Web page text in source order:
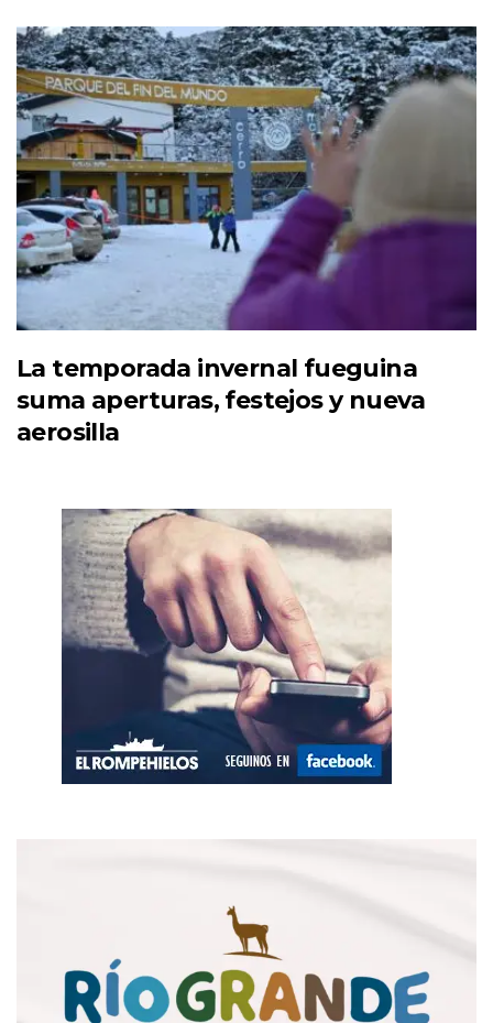
La temporada invernal fueguina
suma aperturas, festejos y nueva
aerosilla